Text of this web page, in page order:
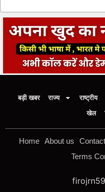
बड़ी खबर राज्य राष्ट्रीय
खेल
Home About us
Terms